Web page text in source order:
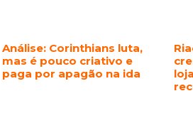
Análise: Corinthians luta,
mas é pouco criativo e
paga por apagão na ida